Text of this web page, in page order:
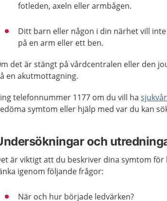
fotleden, axeln eller armbågen.
Ditt barn eller någon i din närhet vill
på en arm eller ett ben.
det är stängt på vårdcentralen eller den
en akutmottagning.
telefonnummer 1177 om du vill ha
symtom eller hjälp med var du kan
och
är viktigt att du beskriver dina symtom
igenom följande frågor:
När och hur började ledvärken?